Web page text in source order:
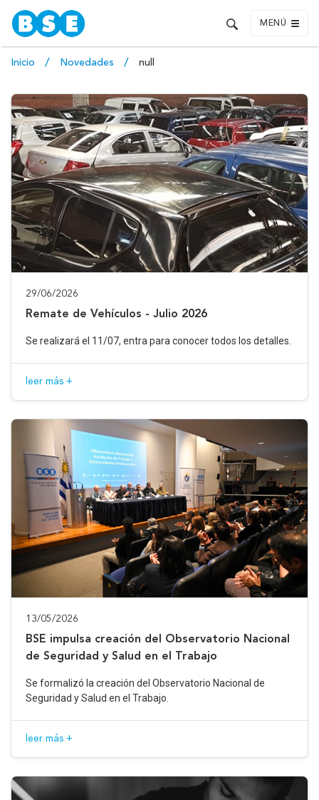
MENÚ
Inicio Novedades null
29/06/2026
Remate de Vehículos - Julio 2026
Se realizará el 11/07, entra para conocer todos los detalles.
leer más +
13/05/2026
BSE impulsa creación del Observatorio Nacional
de Seguridad y Salud en el Trabajo
Se formalizó la creación del Observatorio Nacional de
Seguridad y Salud en el Trabajo.
leer más +